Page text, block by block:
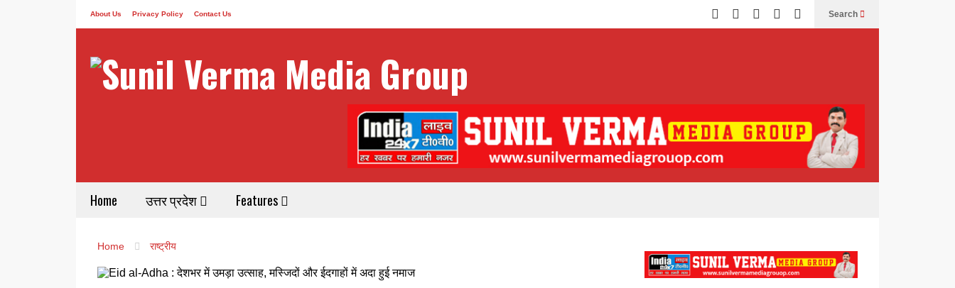
About Us Privacy Policy Contact Us Search
Home उत्तर प्रदेश Features
Home राष्ट्रीय